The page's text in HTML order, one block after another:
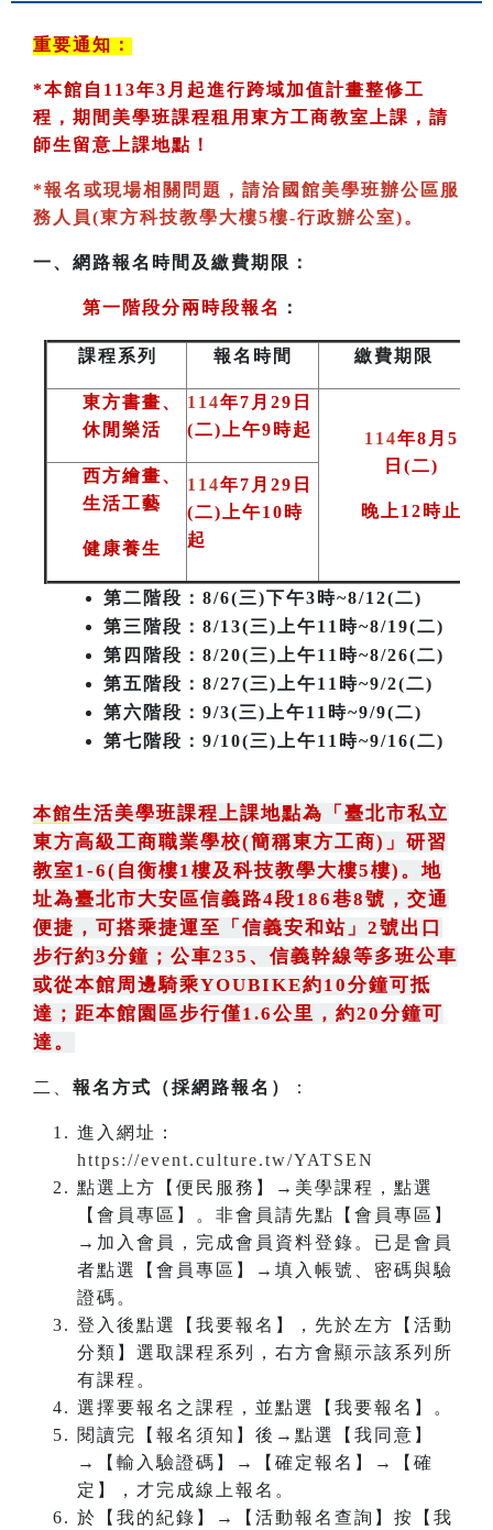
重要通知：
*本館自113年3月起進行跨域加值計畫整修工
程，期間美學班課程租用東方工商教室上課，請
師生留意上課地點！
*報名或現場相關問題，請洽國館美學班辦公區服
務人員(東方科技教學大樓5樓-行政辦公室)。
一、 網路報名時間及繳費期限：
第一階段分兩時段報名 ：
課程系列 報名時間 繳費期限
東方書畫、
休閒樂活
114年7月29日
(二)上午9時起
114年8月5
日(二)
晚上12時止
西方繪畫、
生活工藝
健康養生
114年7月29日
(二)上午10時
起
第二階段 ：8/6(三)下午3時~8/12(二)
第三階段 ：8/13(三)上午11時~8/19(二)
第四階段：8/20(三)上午11時~8/26(二)
第五階段：8/27(三)上午11時~9/2(二)
第六階段：9/3(三)上午11時~9/9(二)
第七階段：9/10(三)上午11時~9/16(二)
本館生活美學班課程上課地點為 「 臺北市私立
東方高級工商職業學校(簡稱東方工商) 」 研習
教室1-6(自衡樓1樓及科技教學大樓5樓)。地
址為臺北市大安區信義路4段186巷8號 ， 交通
便捷，可搭乘捷運至「信義安和站」2號出口
步行約3分鐘 ； 公車235 、 信義幹線等多班公車
或從本館周邊騎乘YOUBIKE約10分鐘可抵
達；距本館園區步行僅1.6公里，約20分鐘可
達。
二、 報名方式（採網路報名） ：
進入網址：
https://event.culture.tw/YATSEN
點選上方【便民服務】→美學課程，點選
【會員專區】。非會員請先點【會員專區】
→加入會員，完成會員資料登錄。已是會員
者點選【會員專區】→填入帳號、密碼與驗
證碼。
登入後點選【我要報名】，先於左方【活動
分類】選取課程系列，右方會顯示該系列所
有課程。
選擇要報名之課程，並點選【我要報名】。
閱讀完【報名須知】後→點選【我同意】
→【輸入驗證碼】→【確定報名】→【確
定】，才完成線上報名。
於【我的紀錄】→【活動報名查詢】按【我